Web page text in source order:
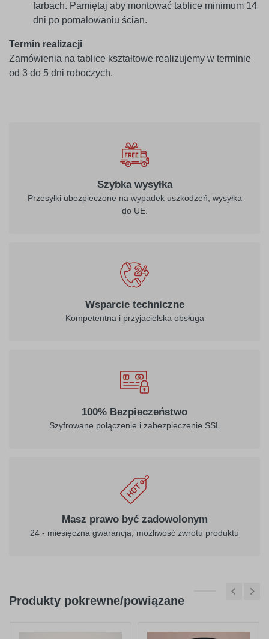
farbach. Pamiętaj aby montować tablice minimum 14
dni po pomalowaniu ścian.
Termin realizacji
Zamówienia na tablice kształtowe realizujemy w terminie
od 3 do 5 dni roboczych.
Szybka wysyłka
Przesyłki ubezpieczone na wypadek uszkodzeń, wysyłka
do UE.
Wsparcie techniczne
Kompetentna i przyjacielska obsługa
100% Bezpieczeństwo
Szyfrowane połączenie i zabezpieczenie SSL
Masz prawo być zadowolonym
24 - miesięczna gwarancja, możliwość zwrotu produktu
Produkty pokrewne/powiązane